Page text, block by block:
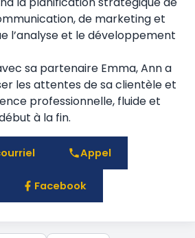
de marketing et
l’analyse et le développement
sa partenaire Emma, Ann a
les attentes de sa clientèle et
professionnelle, fluide et
à la fin.
Appel
Facebook